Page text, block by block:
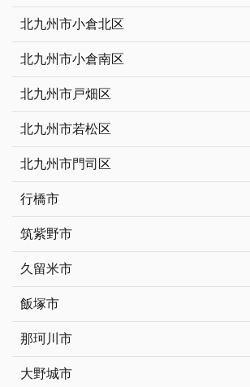
北九州市小倉北区
北九州市小倉南区
北九州市戸畑区
北九州市若松区
北九州市門司区
行橋市
筑紫野市
久留米市
飯塚市
那珂川市
大野城市